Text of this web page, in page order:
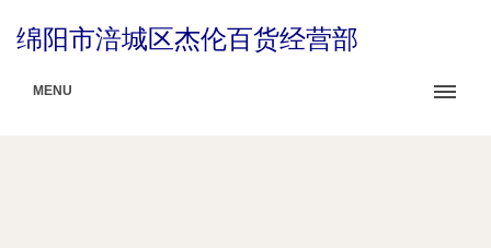
绵阳市涪城区杰伦百货经营部
MENU